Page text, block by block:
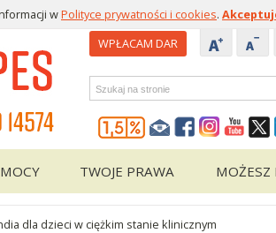
wPolityce prywatności i cookies.
WPŁACAM DAR
Wyszukiwarka
TWOJE PRAWA MOŻESZ
dla dzieci w ciężkim stanie klinicznym